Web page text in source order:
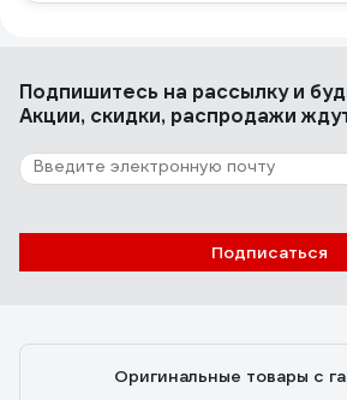
Подпишитесь на рассылкуи
Акции, скидки, распродажи
Подписаться
Оригинальные товары с